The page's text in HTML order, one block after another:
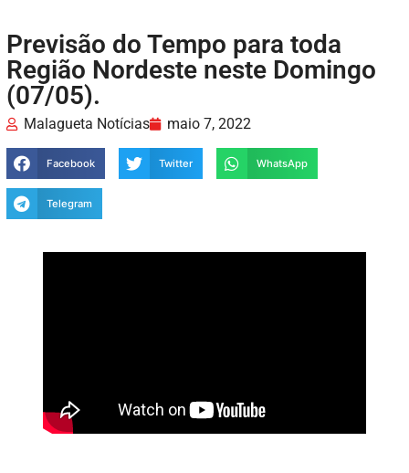
Previsão do Tempo para toda
Região Nordeste neste Domingo
(07/05).
Malagueta Notícias maio 7, 2022
Facebook Twitter WhatsApp
Telegram